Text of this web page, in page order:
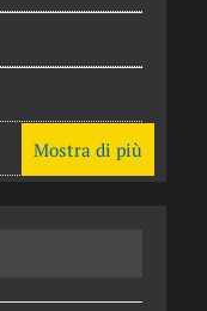
Mostra di più